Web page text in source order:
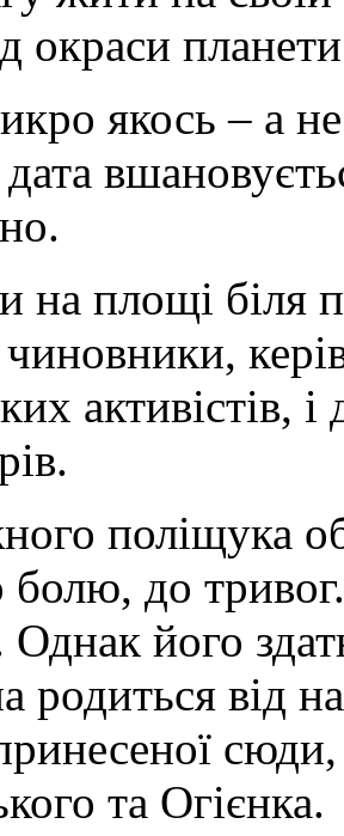
окраси
якось – а
на площі біля
активістів,
поліщука
болю, до
Однак його
родиться від
та Огієнка.